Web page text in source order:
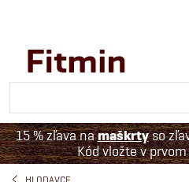
15 % zľava namaškrtyso
Kód vložte v